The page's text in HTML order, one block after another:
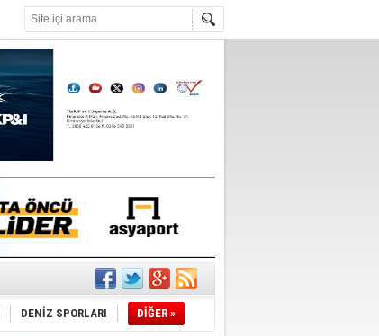
DENİZ SPORLARI DİĞER »